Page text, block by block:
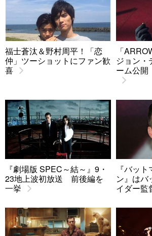
福士蒼汰＆野村周平！「恋
仲」ツーショットにファン歓
喜
「
ジョン・
ーム公
『劇場版 SPEC～結～』9・
23地上波初放送 前後編を
一挙
『バッ
ン』はバ
イダー監